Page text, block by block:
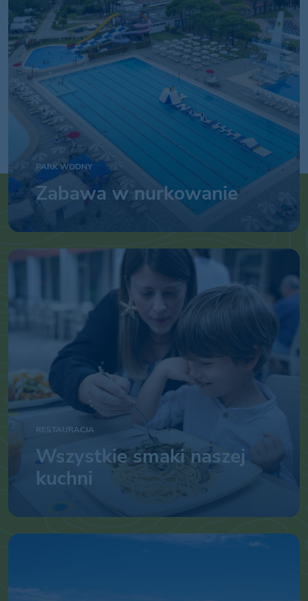
PARK WODNY
Zabawa w nurkowanie
RESTAURACJA
Wszystkie smaki naszej
kuchni